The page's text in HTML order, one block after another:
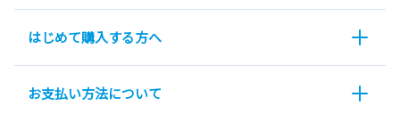
はじめて購入する方へ
お支払い方法について